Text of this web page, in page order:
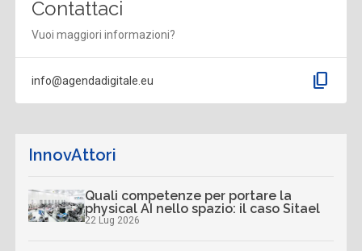
Contattaci
Vuoi maggiori informazioni?
info@agendadigitale.eu content_copy
InnovAttori
Quali competenze per portare la
physical AI nello spazio: il caso Sitael
22 Lug 2026